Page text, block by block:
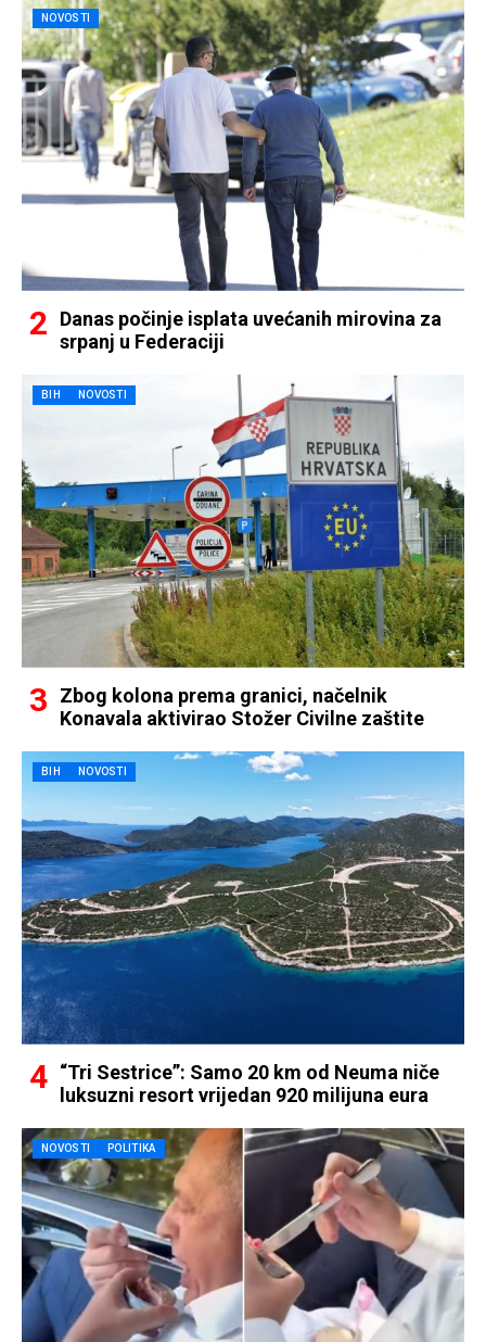
NOVOSTI
Danas počinje isplata uvećanih mirovina za
srpanj u Federaciji
BIH NOVOSTI
Zbog kolona prema granici, načelnik
Konavala aktivirao Stožer Civilne zaštite
BIH NOVOSTI
“Tri Sestrice”: Samo 20 km od Neuma niče
luksuzni resort vrijedan 920 milijuna eura
NOVOSTI POLITIKA